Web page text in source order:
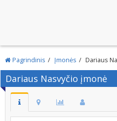
Pagrindinis Įmonės Dariaus
Dariaus Nasvyčio įmonė